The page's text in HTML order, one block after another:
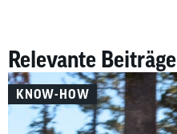
Relevante Beiträge
KNOW-HOW